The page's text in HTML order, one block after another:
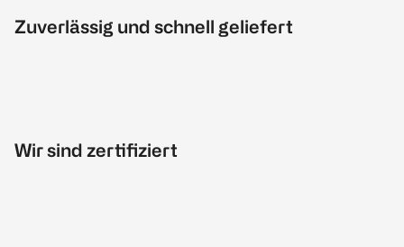
Zuverlässig und schnell geliefert
Wir sind zertifiziert